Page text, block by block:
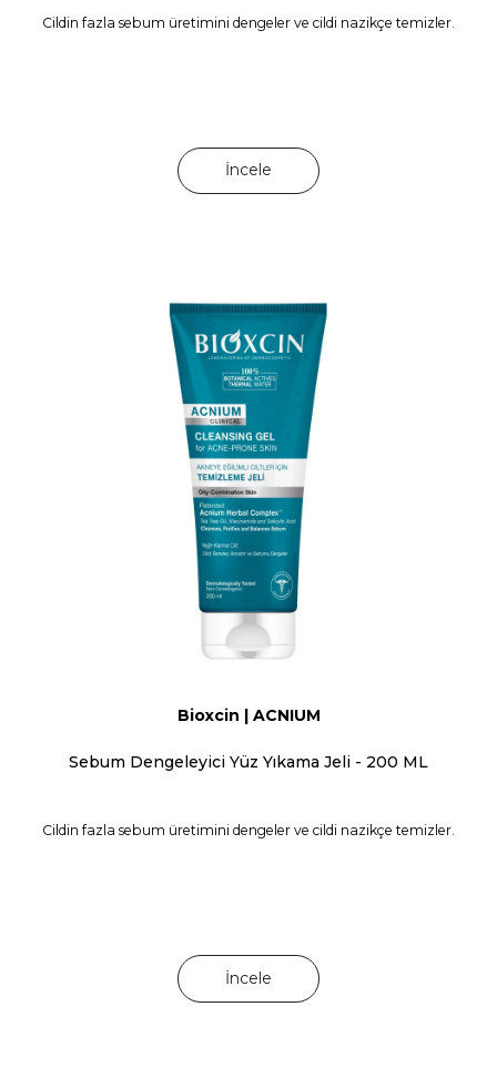
Cildin fazla sebum üretimini dengeler ve cildi nazikçe temizler.
İncele
Bioxcin | ACNIUM
Sebum Dengeleyici Yüz Yıkama Jeli - 200 ML
Cildin fazla sebum üretimini dengeler ve cildi nazikçe temizler.
İncele